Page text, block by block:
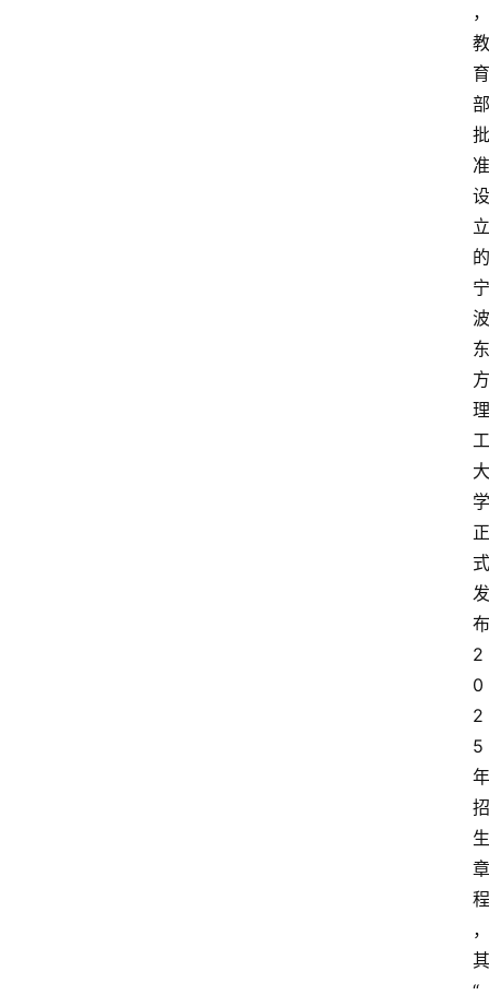
，
教
育
部
批
准
设
立
的
宁
波
东
方
理
工
大
学
正
式
发
布
2
0
2
5
年
招
生
章
程
，
其
“